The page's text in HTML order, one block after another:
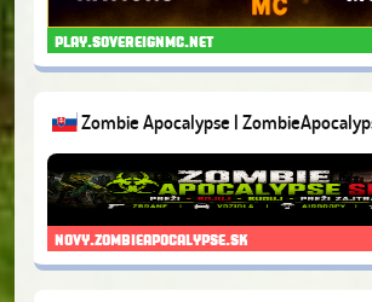
play.sovereignmc.net
Zombie Apocalypse |
1.20.1.
novy.zombieapocalypse.sk